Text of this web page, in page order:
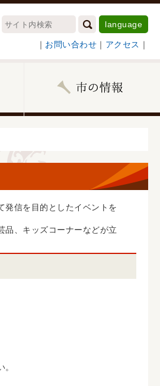
language
｜ お問い合わせ ｜ アクセス ｜
信を目的としたイベントを
、キッズコーナーなどが立